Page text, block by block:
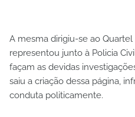
A mesma dirigiu-se ao
representou junto à Policia
façam as devidas
saiu a criação dessa página,
conduta politicamente.